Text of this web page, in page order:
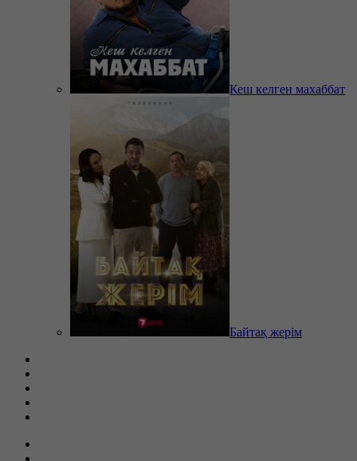
Кеш келген махаббат
Байтақ жерім